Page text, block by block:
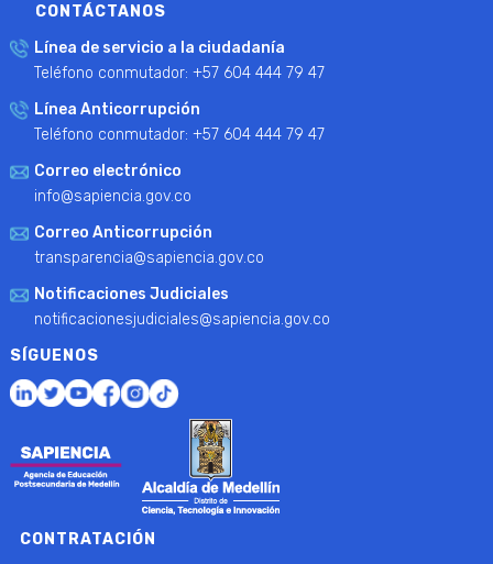
CONTÁCTANOS
Línea de servicio a la ciudadanía
Teléfono conmutador: +57 604 444 79 47
Línea Anticorrupción
Teléfono conmutador: +57 604 444 79 47
Correo electrónico
info@sapiencia.gov.co
Correo Anticorrupción
transparencia@sapiencia.gov.co
Notificaciones Judiciales
notificacionesjudiciales@sapiencia.gov.co
SÍGUENOS
CONTRATACIÓN